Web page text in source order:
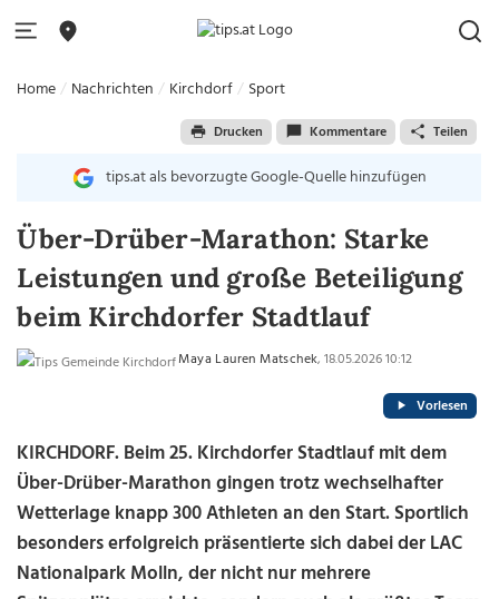
Home Nachrichten Kirchdorf Sport
Drucken Kommentare Teilen
tips.at als bevorzugte Google-Quelle hinzufügen
Über-Drüber-Marathon: Starke
Leistungen und große Beteiligung
beim Kirchdorfer Stadtlauf
Maya Lauren Matschek, 18.05.2026 10:12
Vorlesen
KIRCHDORF. Beim 25. Kirchdorfer Stadtlauf mit dem
Über-Drüber-Marathon gingen trotz wechselhafter
Wetterlage knapp 300 Athleten an den Start. Sportlich
besonders erfolgreich präsentierte sich dabei derLAC
Nationalpark Molln, der nicht nur mehrere